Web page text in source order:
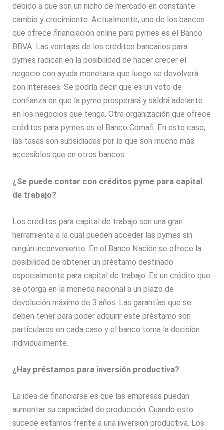
debido a que son un nicho de mercado en constante
cambio y crecimiento. Actualmente, uno de los bancos
que ofrece financiación online para pymes es el Banco
BBVA. Las ventajas de los créditos bancarios para
pymes radican en la posibilidad de hacer crecer el
negocio con ayuda monetaria que luego se devolverá
con intereses. Se podría decir que es un voto de
confianza en que la pyme prosperará y saldrá adelante
en los negocios que tenga. Otra organización que ofrece
créditos para pymes es el Banco Comafi. En este caso,
las tasas son subsidiadas por lo que son mucho más
accesibles que en otros bancos.
¿Se puede contar con créditos pyme para capital
de trabajo?
Los créditos para capital de trabajo son una gran
herramienta a la cual pueden acceder las pymes sin
ningún inconveniente. En el Banco Nación se ofrece la
posibilidad de obtener un préstamo destinado
especialmente para capital de trabajo. Es un crédito que
se otorga en la moneda nacional a un plazo de
devolución máximo de 3 años. Las garantías que se
deben tener para poder adquirir este préstamo son
particulares en cada caso y el banco toma la decisión
individualmente.
¿Hay préstamos para inversión productiva?
La idea de financiarse es que las empresas puedan
aumentar su capacidad de producción. Cuando esto
sucede estamos frente a una inversión productiva. Los